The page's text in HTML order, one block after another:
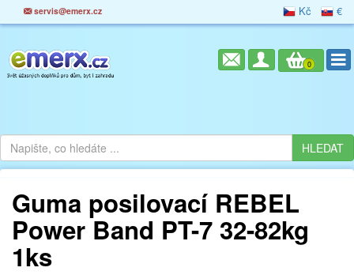
servis@emerx.cz Kč €
0
Guma posilovací REBEL
Power Band PT-7 32-82kg
1ks